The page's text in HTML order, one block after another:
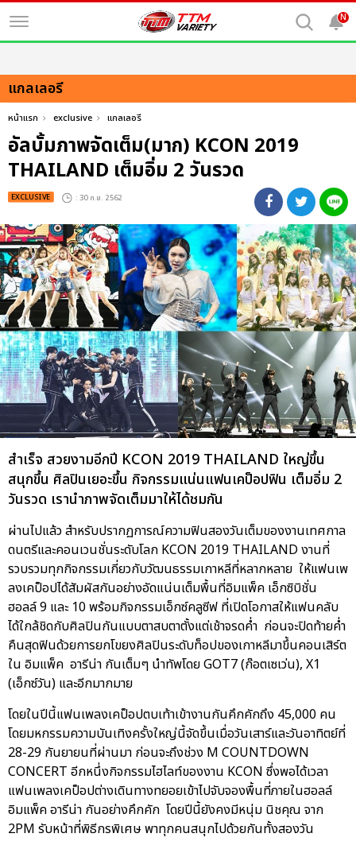
N
แกลเลอรี
หน้าแรก exclusive แกลเลอรี
อัลบั้มภาพจัดเต็ม(มาก) KCON 2019
THAILAND เต็มอิ่ม 2 วันรวด
EXCLUSIVE : 30 ก.ย. 2562
สำเร็จ สวยงามอีกปี KCON 2019 THAILAND ใหญ่ขึ้น
สนุกขึ้น ศิลปินเยอะขึ้น กิจกรรมแน่นแฟนเคป็อปฟิน เต็มอิ่ม 2
วันรวด เรานำภาพจัดเต็มมาให้ได้ชมกัน
ผ่านไปแล้ว สำหรับปรากฏการณ์ความฟินสองวันเต็มของงานเทศกาล
ดนตรีและคอนเวนชั่นระดับโลก KCON 2019 THAILAND งานที่
รวบรวมทุกกิจกรรมเกี่ยวกับวัฒนธรรมเกาหลีที่หลากหลาย ให้แฟนเพ
ลงเคป็อปได้สัมผัสกันอย่างอัดแน่นเต็มพื้นที่อิมแพ็ค เอ็กซิบิชั่น
ฮอลล์ 9 และ 10 พร้อมกิจกรรมเอ็กซ์คลูซีฟ ที่เปิดโอกาสให้แฟนคลับ
ได้ใกล้ชิดกับศิลปินกันแบบตาสบตาตั้งแต่เช้าจรดค่ำ ก่อนจะปิดท้ายค่ำ
คืนสุดฟินด้วยการยกโขยงศิลปินระดับท็อปของเกาหลีมาขึ้นคอนเสิร์ต
ใน อิมแพ็ค อารีน่า กันเต็มๆ นำทัพโดย GOT7 (ก๊อตเซเว่น), X1
(เอ็กซ์วัน) และอีกมากมาย
โดยในปีนี้แฟนเพลงเคป็อปตบเท้าเข้างานกันคึกคักถึง 45,000 คน
โดยมหกรรมความบันเทิงครั้งใหญ่นี้จัดขึ้นเมื่อวันเสาร์และวันอาทิตย์ที่
28-29 กันยายนที่ผ่านมา ก่อนจะถึงช่วง M COUNTDOWN
CONCERT อีกหนึ่งกิจกรรมไฮไลท์ของงาน KCON ซึ่งพอได้เวลา
แฟนเพลงเคป็อปต่างเดินทางทยอยเข้าไปจับจองพื้นที่ภายในฮอลล์
อิมแพ็ค อารีน่า กันอย่างคึกคัก โดยปีนี้ยังคงมีหนุ่ม นิชคุณ จาก
2PM รับหน้าที่พิธีกรพิเศษ พาทุกคนสนุกไปด้วยกันทั้งสองวัน